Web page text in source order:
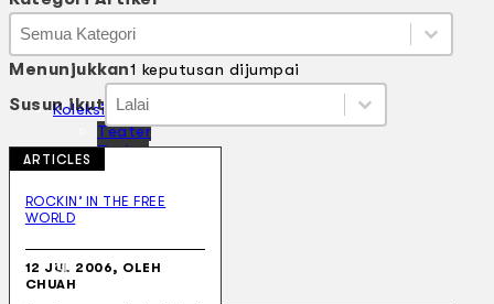
Koleksi Kami
Teater
Tarian
Artikel
Sejarah Lisan
Mengenai Kami
Hubungi Kami
BM
Kategori Artikel
Kategori Artikel
Kategori Artikel
Menunjukkan1 keputusan dijumpai
Susun ikut Susun ikut
Susun ikut
Susun ikut
ARTICLES
ROCKIN’ IN THE FREE
WORLD
12 JUL 2006, OLEH
CHUAH